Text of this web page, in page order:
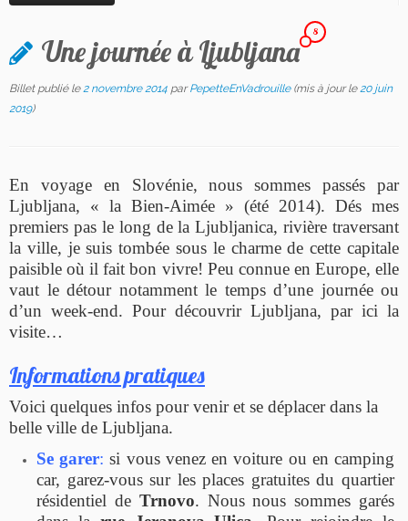
Une journée à Ljubljana
8
Billet publié le2 novembre 2014 parPepetteEnVadrouille(mis à jour le20 juin
2019)
En voyage en Slovénie, nous sommes passés par
Ljubljana, « la Bien-Aimée » (été 2014). Dés mes
premiers pas le long de la Ljubljanica, rivière traversant
la ville, je suis tombée sous le charme de cette capitale
paisible où il fait bon vivre! Peu connue en Europe, elle
vaut le détour notamment le temps d’une journée ou
d’un week-end. Pour découvrir Ljubljana, par ici la
visite…
Informations pratiques
Voici quelques infos pour venir et se déplacer dans la
belle ville de Ljubljana.
Se garer: si vous venez en voiture ou en camping
car, garez-vous sur les places gratuites du quartier
résidentiel de Trnovo. Nous nous sommes garés